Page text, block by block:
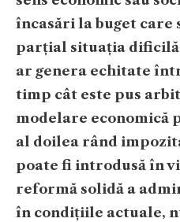
încasări la buget care
parțial situația
ar genera echitate
timp cât este pus
modelare economică
al doilea rând
poate fi introdusă în
reformă solidă a
în condițiile actuale,